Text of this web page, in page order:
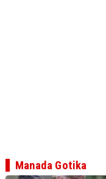
Manada Gotika